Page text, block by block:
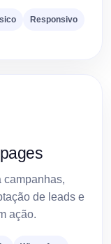
Responsivo
campanhas,
de leads e
ação.